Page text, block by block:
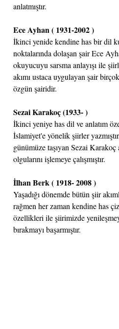
anlatmıştır.
Ece Ayhan ( 1931-2002 )
İkinci yenide kendine has bir dil
noktalarında dolaşan şair Ece
okuyucuyu sarsma anlayışı ile
akımı ustaca uygulayan şair
özgün şairidir.
Sezai Karakoç (1933- )
İkinci yeniye has dil ve anlatım
İslamiyet'e yönelik şiirler
günümüze taşıyan Sezai
olgularını işlemeye çalışmıştır.
İlhan Berk ( 1918- 2008 )
Yaşadığı dönemde bütün şiir
rağmen her zaman kendine has
özellikleri ile şiirimizde
bırakmayı başarmıştır.